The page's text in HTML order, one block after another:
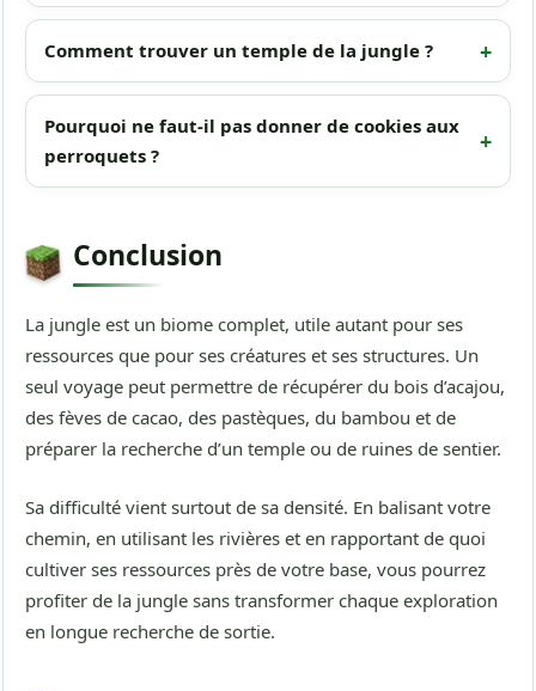
Comment trouver un temple de la jungle ?
Pourquoi ne faut-il pas donner de cookies aux
perroquets ?
Conclusion
La jungle est un biome complet, utile autant pour ses
ressources que pour ses créatures et ses structures. Un
seul voyage peut permettre de récupérer du bois d’acajou,
des fèves de cacao, des pastèques, du bambou et de
préparer la recherche d’un temple ou de ruines de sentier.
Sa difficulté vient surtout de sa densité. En balisant votre
chemin, en utilisant les rivières et en rapportant de quoi
cultiver ses ressources près de votre base, vous pourrez
profiter de la jungle sans transformer chaque exploration
en longue recherche de sortie.